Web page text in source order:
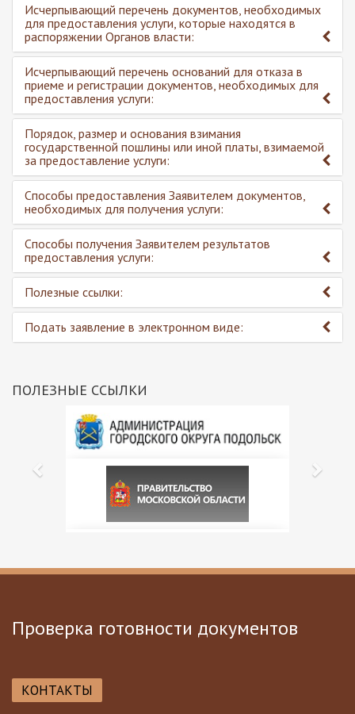
Исчерпывающий перечень документов, необходимых
для предоставления услуги, которые находятся в
распоряжении Органов власти:
Исчерпывающий перечень оснований для отказа в
приеме и регистрации документов, необходимых для
предоставления услуги:
Порядок, размер и основания взимания
государственной пошлины или иной платы, взимаемой
за предоставление услуги:
Способы предоставления Заявителем документов,
необходимых для получения услуги:
Способы получения Заявителем результатов
предоставления услуги:
Полезные ссылки:
Подать заявление в электронном виде:
ПОЛЕЗНЫЕ ССЫЛКИ
Проверка готовности документов
КОНТАКТЫ